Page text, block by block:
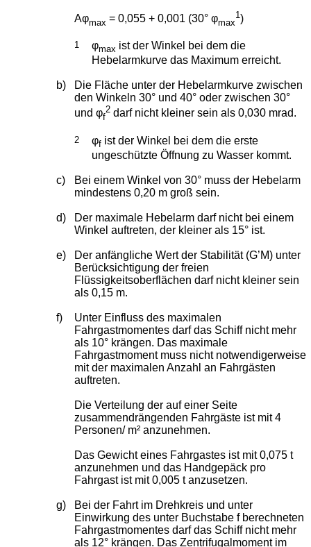
Aφmax = 0,055 + 0,001 (30° φmax
1)
1 φmax ist der Winkel bei dem die
Hebelarmkurve das Maximum erreicht.
b)
Die Fläche unter der Hebelarmkurve zwischen
den Winkeln 30° und 40° oder zwischen 30°
und φf
2darf nicht kleiner sein als 0,030 mrad.
2 φf ist der Winkel bei dem die erste
ungeschützte Öffnung zu Wasser kommt.
c)
Bei einem Winkel von 30° muss der Hebelarm
mindestens 0,20 m groß sein.
d)
Der maximale Hebelarm darf nicht bei einem
Winkel auftreten, der kleiner als 15° ist.
e)
Der anfängliche Wert der Stabilität (G’M) unter
Berücksichtigung der freien
Flüssigkeitsoberflächen darf nicht kleiner sein
als 0,15 m.
f)
Unter Einfluss des maximalen
Fahrgastmomentes darf das Schiff nicht mehr
als 10° krängen. Das maximale
Fahrgastmoment muss nicht notwendigerweise
mit der maximalen Anzahl an Fahrgästen
auftreten.
Die Verteilung der auf einer Seite
zusammendrängenden Fahrgäste ist mit 4
Personen/ m² anzunehmen.
Das Gewicht eines Fahrgastes ist mit 0,075 t
anzunehmen und das Handgepäck pro
Fahrgast ist mit 0,005 t anzusetzen.
g)
Bei der Fahrt im Drehkreis und unter
Einwirkung des unter Buchstabe f berechneten
Fahrgastmomentes darf das Schiff nicht mehr
als 12° krängen. Das Zentrifugalmoment im